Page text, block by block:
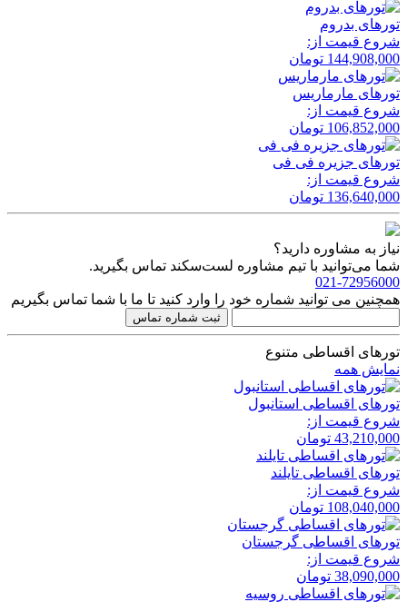
تور‌های بدروم
شروع قیمت از:
144,908,000 تومان
تور‌های مارماریس
شروع قیمت از:
106,852,000 تومان
تور‌های جزیره فی فی
شروع قیمت از:
136,640,000 تومان
نیاز به مشاوره دارید؟
شما می‌توانید با تیم مشاوره لست‌سکند تماس بگیرید.
021-72956000
همچنین می توانید شماره خود را وارد کنید تا ما با شما تماس بگیریم
ثبت شماره تماس
تورهای اقساطی متنوع
نمایش همه
تور‌های اقساطی استانبول
شروع قیمت از:
43,210,000 تومان
تور‌های اقساطی تایلند
شروع قیمت از:
108,040,000 تومان
تور‌های اقساطی گرجستان
شروع قیمت از:
38,090,000 تومان